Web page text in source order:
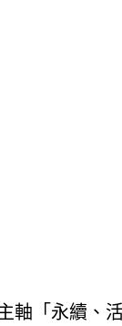
軸「永續、